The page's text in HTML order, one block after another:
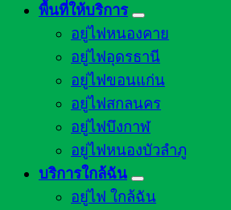
พื้นที่ให้บริการ
อยู่ไฟหนองคาย
อยู่ไฟอุดรธานี
อยู่ไฟขอนแก่น
อยู่ไฟสกลนคร
อยู่ไฟบึงกาฬ
อยู่ไฟหนองบัวลำภู
บริการใกล้ฉัน
อยู่ไฟ ใกล้ฉัน